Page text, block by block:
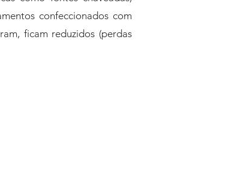
confeccionados com
ficam reduzidos (perdas